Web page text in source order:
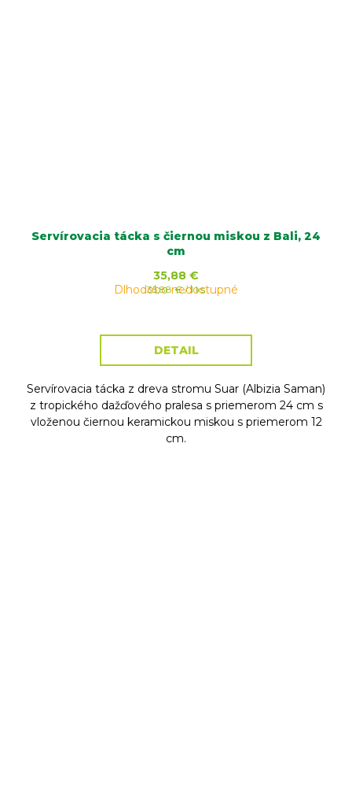
Servírovacia tácka s čiernou miskou z Bali, 24
cm
Dlhodobo nedostupné
35,88 €
Jednotková
35,88 € / 1 ks
DETAIL
Servírovacia tácka z dreva stromu Suar (Albizia Saman)
z tropického dažďového pralesa s priemerom 24 cm s
vloženou čiernou keramickou miskou s priemerom 12
cm.